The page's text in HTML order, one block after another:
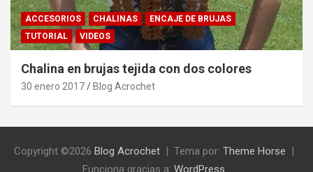
ACCESORIOS CHALINAS
ENCAJE DE BRUJAS
TUTORIAL
VIDEOS
Chalina en brujas tejida con dos colores
30 enero 2017 Blog Acrochet
Copyright ©2026 Blog Acrochet Tema por: Theme Horse
Funciona gracias a: WordPress